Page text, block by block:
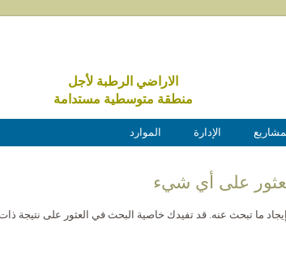
الاراضي الرطبة لأجل
منطقة متوسطية مستدامة
الإدارة الموارد
على أي شيء
ما تبحث عنه. قد تفيدك خاصية البحث في العثور على نتيجة